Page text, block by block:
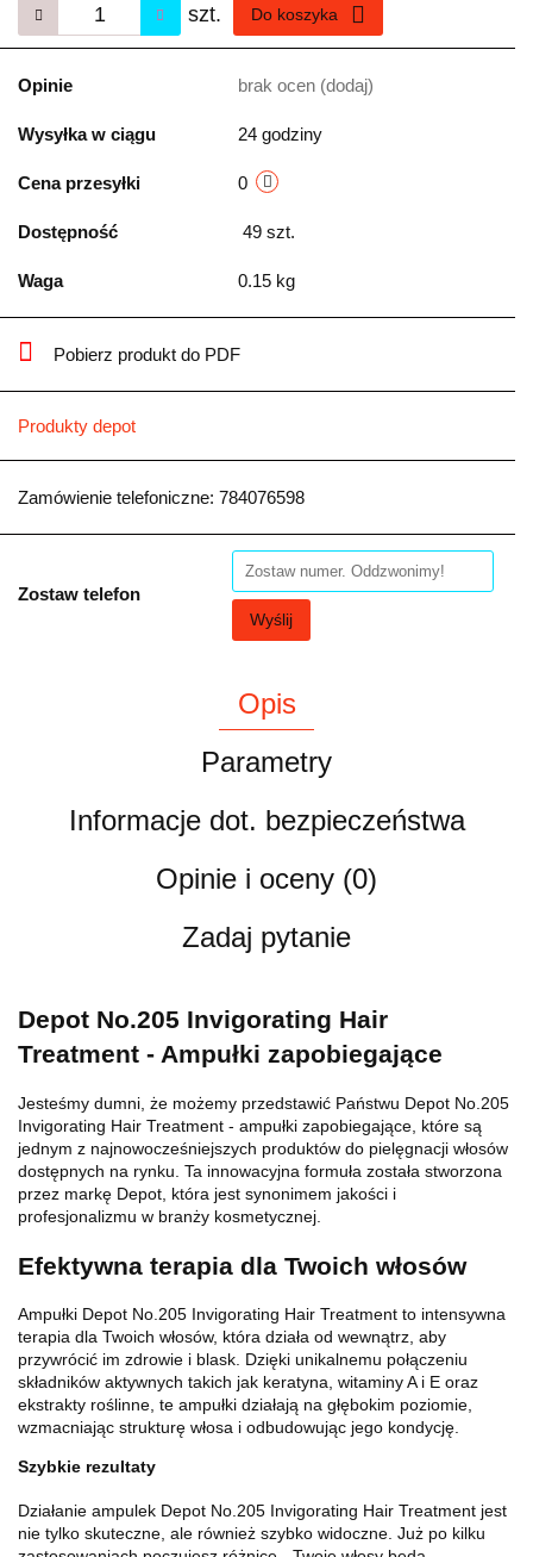
szt. Do koszyka
Opinie brak ocen (dodaj)
Wysyłka w ciągu 24 godziny
Cena przesyłki 0
Dostępność 49 szt.
Waga 0.15 kg
Pobierz produkt do PDF
Produkty depot
Zamówienie telefoniczne: 784076598
Zostaw telefon
Wyślij
Opis
Parametry
Informacje dot. bezpieczeństwa
Opinie i oceny (0)
Zadaj pytanie
Depot No.205 Invigorating Hair
Treatment - Ampułki zapobiegające
Jesteśmy dumni, że możemy przedstawić Państwu Depot No.205
Invigorating Hair Treatment - ampułki zapobiegające, które są
jednym z najnowocześniejszych produktów do pielęgnacji włosów
dostępnych na rynku. Ta innowacyjna formuła została stworzona
przez markę Depot, która jest synonimem jakości i
profesjonalizmu w branży kosmetycznej.
Efektywna terapia dla Twoich włosów
Ampułki Depot No.205 Invigorating Hair Treatment to intensywna
terapia dla Twoich włosów, która działa od wewnątrz, aby
przywrócić im zdrowie i blask. Dzięki unikalnemu połączeniu
składników aktywnych takich jak keratyna, witaminy A i E oraz
ekstrakty roślinne, te ampułki działają na głębokim poziomie,
wzmacniając strukturę włosa i odbudowując jego kondycję.
Szybkie rezultaty
Działanie ampulek Depot No.205 Invigorating Hair Treatment jest
nie tylko skuteczne, ale również szybko widoczne. Już po kilku